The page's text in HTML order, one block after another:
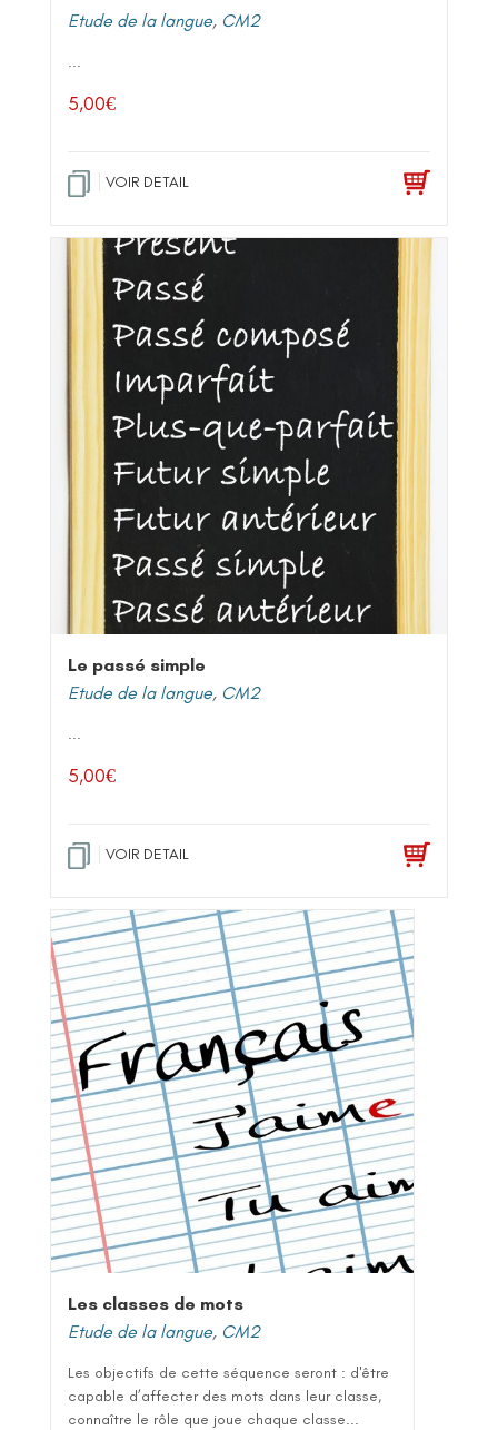
Etude de la langue, CM2
...
5,00€
VOIR DETAIL
Le passé simple
Etude de la langue, CM2
...
5,00€
VOIR DETAIL
Les classes de mots
Etude de la langue, CM2
Les objectifs de cette séquence seront : d'être
capable d’affecter des mots dans leur classe,
connaître le rôle que joue chaque classe...